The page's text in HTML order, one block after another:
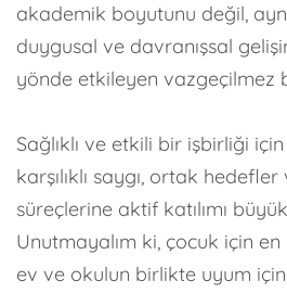
akademik boyutunu değil,
duygusal ve davranışsal
yönde etkileyen vazgeçilmez
Sağlıklı ve etkili bir işbirliği
karşılıklı saygı, ortak
süreçlerine aktif katılımı
Unutmayalım ki, çocuk için
ev ve okulun birlikte uyum